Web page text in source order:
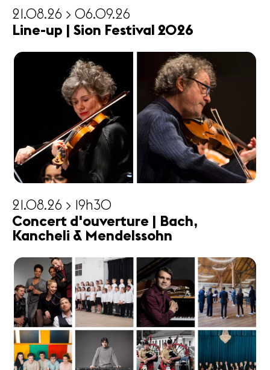
21.08.26 > 06.09.26
Line-up | Sion Festival 2026
21.08.26 > 19h30
Concert d'ouverture | Bach,
Kancheli & Mendelssohn